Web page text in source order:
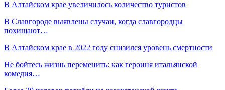
В Алтайском крае увеличилось количество туристов
В Славгороде выявлены случаи, когда славгородцы
похищают…
В Алтайском крае в 2022 году снизился уровень смертности
Не бойтесь жизнь переменить: как героиня итальянской
комедия…